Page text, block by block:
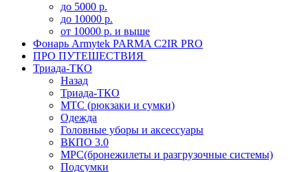
до 5000 р.
до 10000 р.
от 10000 р. и выше
Фонарь Armytek PARMA C2IR PRO
ПРО ПУТЕШЕСТВИЯ
Триада-ТКО
Назад
Триада-ТКО
МТС (рюкзаки и сумки)
Одежда
Головные уборы и аксессуары
ВКПО 3.0
МРС(бронежилеты и разгрузочные системы)
Подсумки